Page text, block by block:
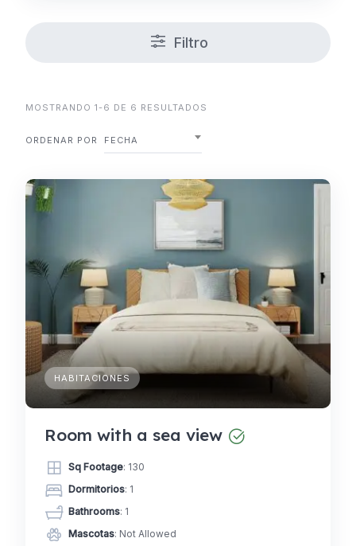
Filtro
MOSTRANDO 1-6 DE 6 RESULTADOS
ORDENAR POR FECHA
HABITACIONES
Room with a sea view
Sq Footage: 130
Dormitorios: 1
Bathrooms: 1
Mascotas: Not Allowed